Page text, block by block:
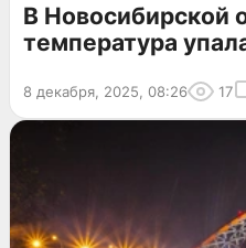
В Новосибирской
температура
8 декабря, 2025, 08:26 17